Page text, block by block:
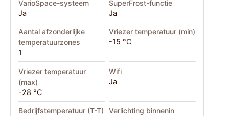
VarioSpace-systeem
Ja
SuperFrost-functie
Ja
Aantal afzonderlijke
temperatuurzones
1
Vriezer temperatuur (min)
-15 °C
Vriezer temperatuur
(max)
-28 °C
Wifi
Ja
Bedrijfstemperatuur (T-T) Verlichting binnenin